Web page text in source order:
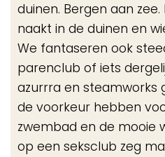
duinen. Bergen aan
naakt in de duinen en
We fantaseren ook
parenclub of iets
azurrra en steamworks
de voorkeur hebben
zwembad en de mooie
op een seksclub zeg